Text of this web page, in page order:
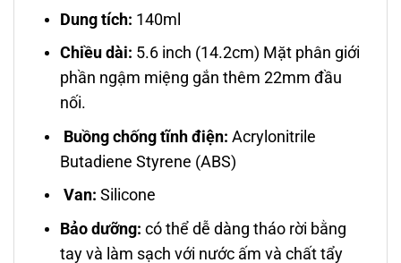
Dung tích: 140ml
Chiều dài: 5.6 inch (14.2cm) Mặt phân giới
phần ngậm miệng gắn thêm 22mm đầu
nối.
Buồng chống tĩnh điện: Acrylonitrile
Butadiene Styrene (ABS)
Van: Silicone
Bảo dưỡng: có thể dễ dàng tháo rời bằng
tay và làm sạch với nước ấm và chất tẩy